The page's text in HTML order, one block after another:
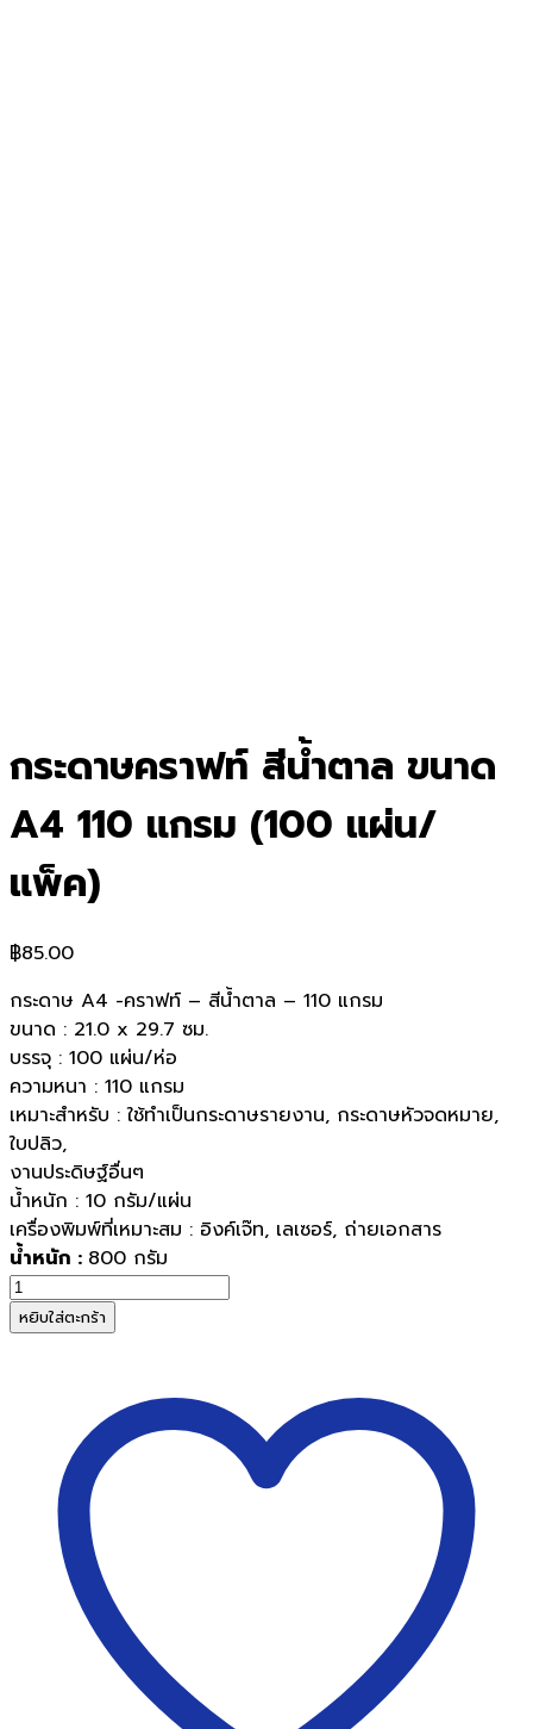
กระดาษคราฟท์ สีน้ำตาล ขนาด
A4 110 แกรม (100 แผ่น/
แพ็ค)
฿85.00
กระดาษ A4 -คราฟท์ – สีน้ำตาล – 110 แกรม
ขนาด : 21.0 x 29.7 ซม.
บรรจุ : 100 แผ่น/ห่อ
ความหนา : 110 แกรม
เหมาะสำหรับ : ใช้ทำเป็นกระดาษรายงาน, กระดาษหัวจดหมาย,
ใบปลิว,
งานประดิษฐ์อื่นๆ
น้ำหนัก : 10 กรัม/แผ่น
เครื่องพิมพ์ที่เหมาะสม : อิงค์​เจ๊ท​, ​เลเซอร์​, ​ถ่ายเอกสาร
น้ำหนัก : 800 กรัม
จำนวน
กระดาษ
คราฟท์
หยิบใส่ตะกร้า